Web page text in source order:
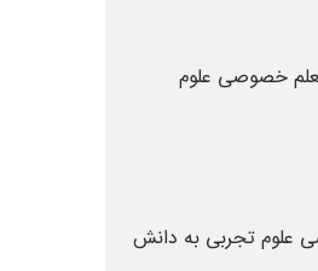
خصوصی علوم
علوم تجربی به دانش